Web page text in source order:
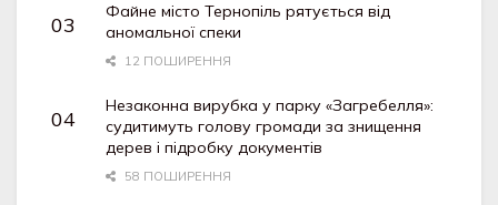
Файне місто Тернопіль рятується від
аномальної спеки
12 ПОШИРЕННЯ
Незаконна вирубка у парку «Загребелля»:
судитимуть голову громади за знищення
дерев і підробку документів
58 ПОШИРЕННЯ